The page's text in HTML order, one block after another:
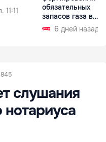
обязательных
запасов газа в
Приднестровье
6 дней назад
слушания